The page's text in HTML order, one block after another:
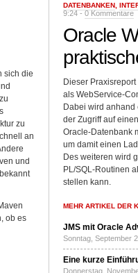
sich die
zu
an
und
ob es
DATENBANKEN
9:24 -0 Kommentare
Oracle
Dieser
als WebService-
Dabei wird
der Zugriff auf
Oracle-Datenbank
um damit einen
Des weiteren wird
PL/SQL-Routinen
stellen kann.
MEHR ARTIKEL DER
JMS mit Oracle
Sonntag, September
Eine kurze
Donnerstag,